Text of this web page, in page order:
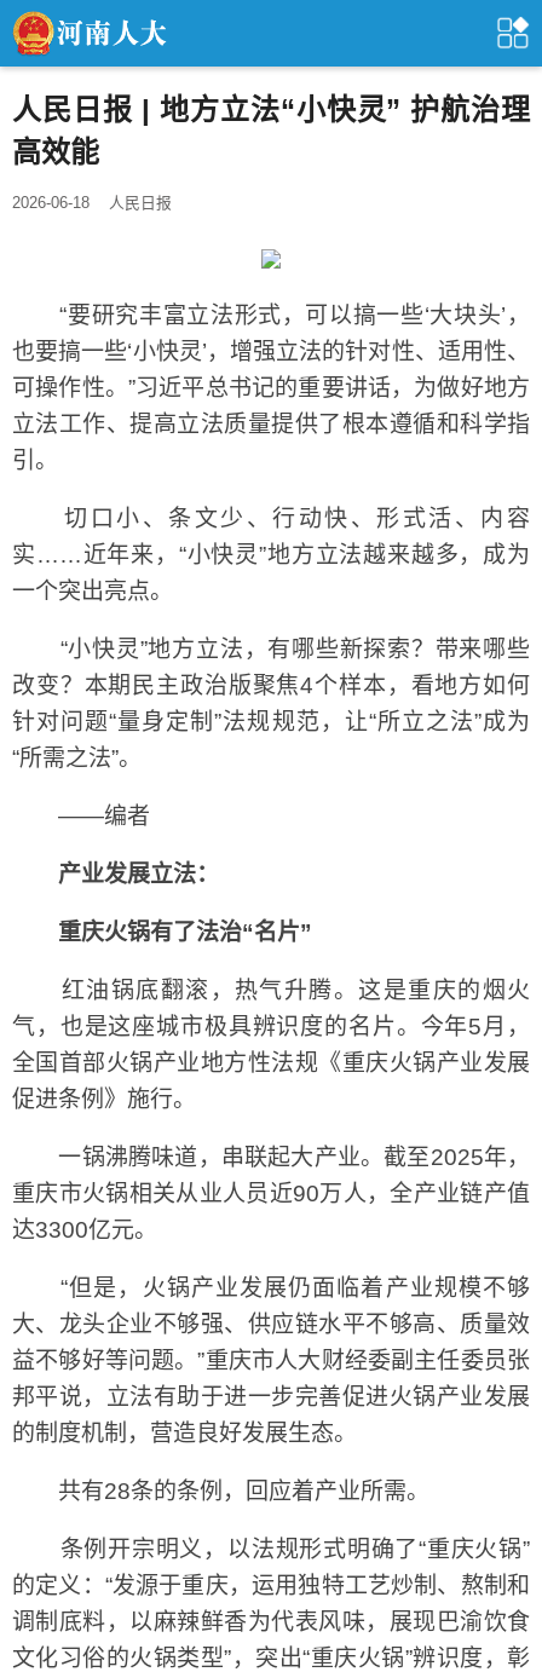
人民日报 | 地方立法“小快灵” 护航治理
高效能
2026-06-18 人民日报
“要研究丰富立法形式，可以搞一些‘大块头’，
也要搞一些‘小快灵’，增强立法的针对性、适用性、
可操作性。”习近平总书记的重要讲话，为做好地方
立法工作、提高立法质量提供了根本遵循和科学指
引。
切口小、条文少、行动快、形式活、内容
实……近年来，“小快灵”地方立法越来越多，成为
一个突出亮点。
“小快灵”地方立法，有哪些新探索？带来哪些
改变？本期民主政治版聚焦4个样本，看地方如何
针对问题“量身定制”法规规范，让“所立之法”成为
“所需之法”。
——编者
产业发展立法：
重庆火锅有了法治“名片”
红油锅底翻滚，热气升腾。这是重庆的烟火
气，也是这座城市极具辨识度的名片。今年5月，
全国首部火锅产业地方性法规《重庆火锅产业发展
促进条例》施行。
一锅沸腾味道，串联起大产业。截至2025年，
重庆市火锅相关从业人员近90万人，全产业链产值
达3300亿元。
“但是，火锅产业发展仍面临着产业规模不够
大、龙头企业不够强、供应链水平不够高、质量效
益不够好等问题。”重庆市人大财经委副主任委员张
邦平说，立法有助于进一步完善促进火锅产业发展
的制度机制，营造良好发展生态。
共有28条的条例，回应着产业所需。
条例开宗明义，以法规形式明确了“重庆火锅”
的定义：“发源于重庆，运用独特工艺炒制、熬制和
调制底料，以麻辣鲜香为代表风味，展现巴渝饮食
文化习俗的火锅类型”，突出“重庆火锅”辨识度，彰